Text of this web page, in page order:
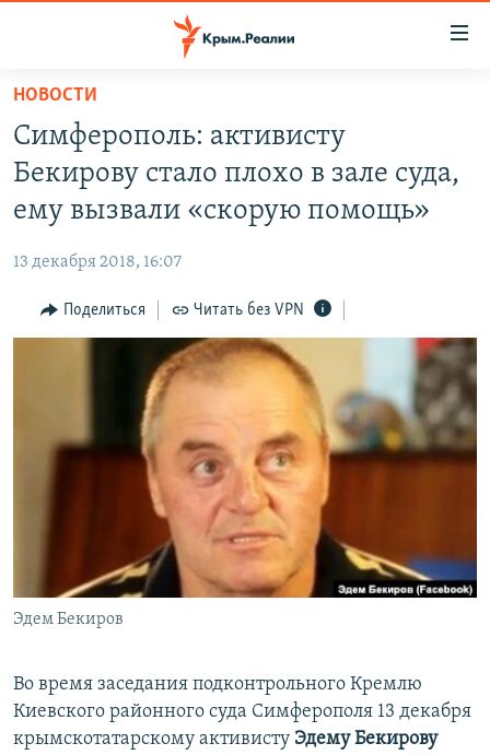
Вернуться
основному
содержанию
Вернутся
главной
навигации
Вернутся
НОВОСТИ
СПЕЦПРОЕКТЫ
11 ЛЕТ ОККУПАЦИИ КРЫМА. 11 ИСТОРИЙ СОПРОТИВЛЕНИЯ
ЕЩЕ
ИНТЕРАКТИВ
ТЕЛЕПРОЕКТ КРЫМ.РЕАЛИИ
СОВЕТЫ ПРАВОЗАЩИТНИКОВ
ПРОПАВШИЕ БЕЗ ВЕСТИ
ПОБЕДИТЕЛЕЙ НЕ СУДЯТ?
КРЫМ.НЕПОКОРЕННЫЙ
ELIFBE
УКРАИНСКАЯ ПРОБЛЕМА КРЫМА
РАДІО СВОБОДА
КАК ОБОЙТИ БЛОКИРОВКУ
Qırımtatar
ПРИСОЕДИНЯЙТЕСЬ!
НОВОСТИ
Симферополь: активисту
Бекирову стало плохо в зале суда,
ему вызвали «скорую помощь»
13 декабря 2018, 16:07
Поделиться Читать без VPN
Эдем Бекиров
Во время заседания подконтрольного Кремлю
Киевского районного суда Симферополя 13 декабря
крымскотатарскому активисту Эдему Бекирову